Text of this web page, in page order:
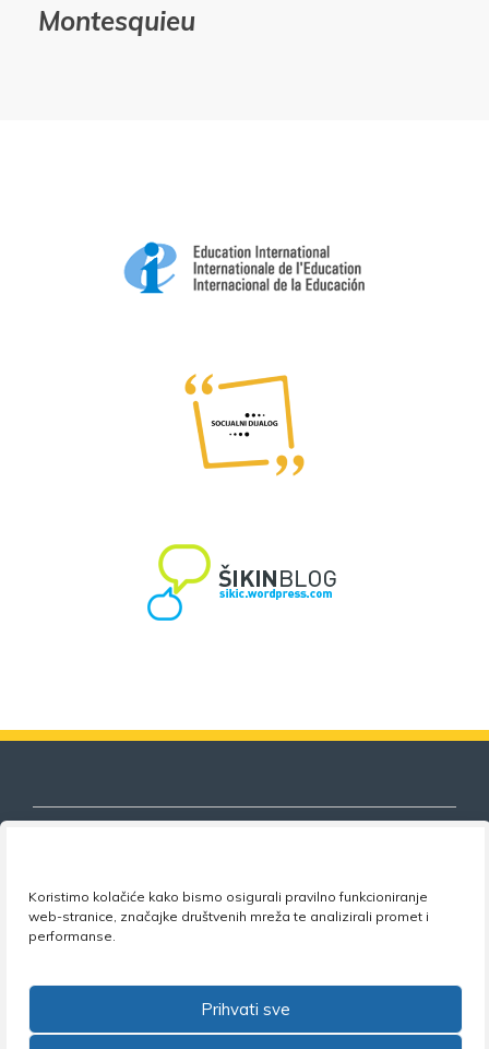
Koristimo kolačiće kako bismo osigurali pravilno funkcioniranje
web-stranice, značajke društvenih mreža te analizirali promet i
performanse.
Prihvati sve
Montesquieu
Nezavisni sindikat znanosti i visokog
obrazovanja
Adresa: Florijana Andrašeca 18A / VI kat • 10 000
+385 1 4847 337